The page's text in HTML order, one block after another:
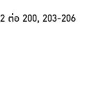
ต่อ 200, 203-206